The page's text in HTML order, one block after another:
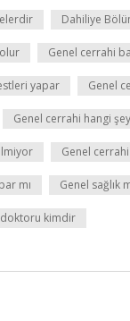
Dahiliye
Genel cerrahi
yapar Genel
Genel cerrahi hangi
Genel
mı Genel sağlık
kimdir